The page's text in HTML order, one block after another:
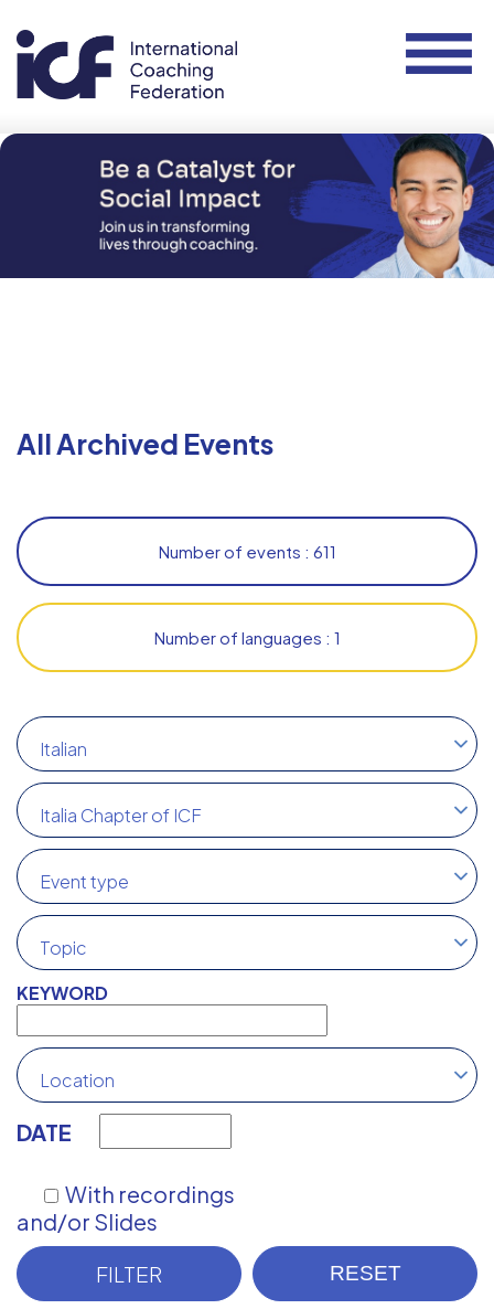
All Archived Events
Number of events : 611
Number of languages : 1
Italian
Italia Chapter of ICF
Event type
Topic
KEYWORD
Location
DATE
With recordings
and/or Slides